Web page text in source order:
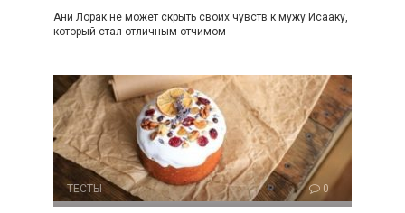
Ани Лорак не может скрыть своих чувств к мужу Исааку,
который стал отличным отчимом
ТЕСТЫ 0